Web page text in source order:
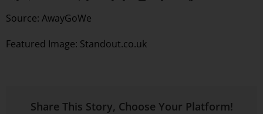
Source: AwayGoWe
Featured Image: Standout.co.uk
Share This Story, Choose Your Platform!